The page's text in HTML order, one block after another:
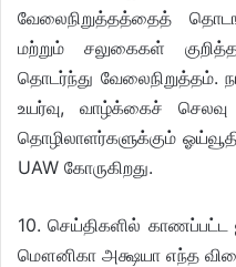
வேலைநிறுத்தத்தைத்
மற்றும் சலுகைகள்
தொடர்ந்து
உயர்வு, வாழ்க்கைச்
தொழிலாளர்களுக்கும்
UAW கோருகிறது.
10. செய்திகளில்
மௌனிகா அக்ஷயா எந்த